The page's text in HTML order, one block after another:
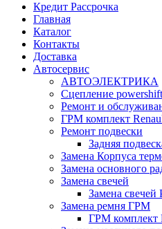
Кредит Рассрочка
Главная
Каталог
Контакты
Доставка
Автосервис
АВТОЭЛЕКТРИКА
Сцепление
Ремонт и
ГРМ комплект
Ремонт подвески
Задняя
Замена Корпуса
Замена основного
Замена свечей
Замена свечей
Замена ремня ГРМ
ГРМ комплект